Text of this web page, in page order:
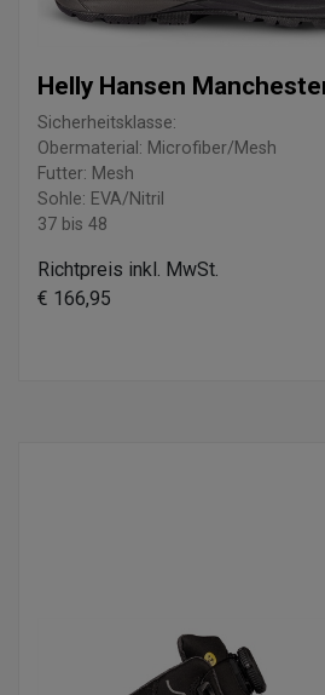
Helly Hansen
Sicherheitsklasse:
Obermaterial: Microfiber/Mesh
Futter: Mesh
Sohle: EVA/Nitril
37 bis 48
Richtpreis inkl. MwSt.
€ 166,95